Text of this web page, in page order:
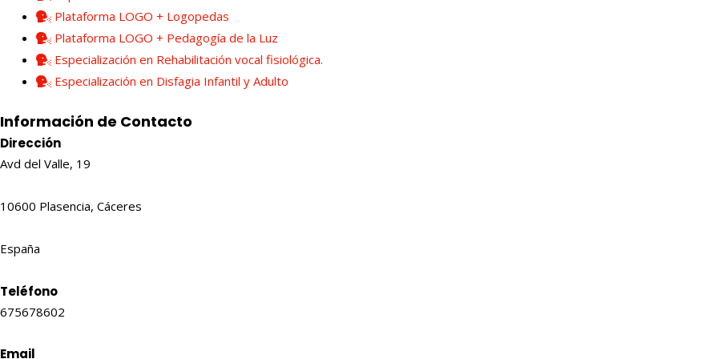
Plataforma LOGO + Logopedas
Plataforma LOGO + Pedagogía de la Luz
Especialización en Rehabilitación vocal fisiológica.
Especialización en Disfagia Infantil y Adulto
Información de Contacto
Dirección
Avd del Valle, 19
10600 Plasencia, Cáceres
España
Teléfono
675678602
Email